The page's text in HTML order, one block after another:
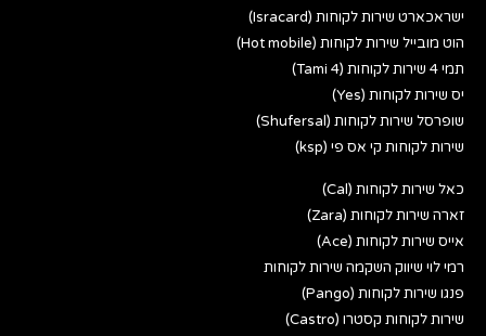
ישראכארט שירות לקוחות (Isracard)
הוט מובייל שירות לקוחות (Hot mobile)
תמי 4 שירות לקוחות (Tami 4)
יס שירות לקוחות (Yes)
שופרסל שירות לקוחות (Shufersal)
שירות לקוחות קי אס פי (ksp)
כאל שירות לקוחות (Cal)
זארה שירות לקוחות (Zara)
אייס שירות לקוחות (Ace)
רמי לוי שיווק השקמה שירות לקוחות
פנגו שירות לקוחות (Pango)
שירות לקוחות קסטרו (Castro)